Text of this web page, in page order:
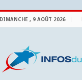
DIMANCHE , 9 AOÛT 2026